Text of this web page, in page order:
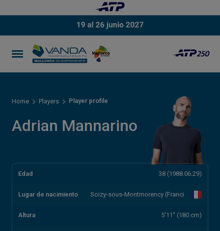
Home Players Player profile
Adrian Mannarino
Edad 38 (1988.06.29)
Lugar de nacimiento Soizy-sous-Montmorency (Franci
Altura 5'11" (180 cm)